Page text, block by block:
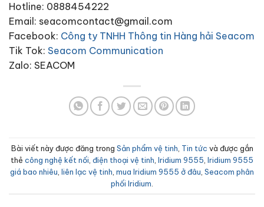
Hotline: 0888454222
Email: seacomcontact@gmail.com
Facebook: Công ty TNHH Thông tin Hàng hải Seacom
Tik Tok: Seacom Communication
Zalo: SEACOM
Bài viết này được đăng trong Sản phẩm vệ tinh Tin tức và được gắn
thẻ công nghệ kết nối điện thoại vệ tinh Iridium 9555 Iridium 9555
giá bao nhiêu liên lạc vệ tinh mua Iridium 9555 ở đâu Seacom phân
phối Iridium